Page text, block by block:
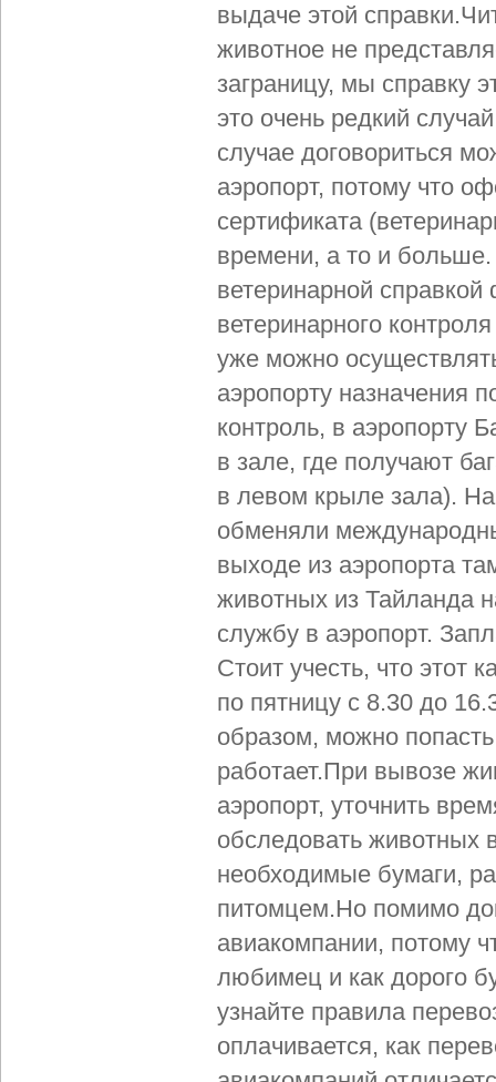
выдаче этой справки.
животное не
заграницу, мы справку
это очень редкий
случае договориться
аэропорт, потому что
сертификата
времени, а то и больше.
ветеринарной
ветеринарного
уже можно
аэропорту назначения
контроль, в аэропорту
в зале, где получают
в левом крыле зала).
обменяли
выходе из аэропорта
животных из Тайланда
службу в аэропорт.
Стоит учесть, что этот
по пятницу с 8.30 до
образом, можно
работает.При вывозе
аэропорт, уточнить
обследовать животных
необходимые бумаги,
питомцем.Но помимо
авиакомпании, потому
любимец и как дорого
узнайте правила
оплачивается, как